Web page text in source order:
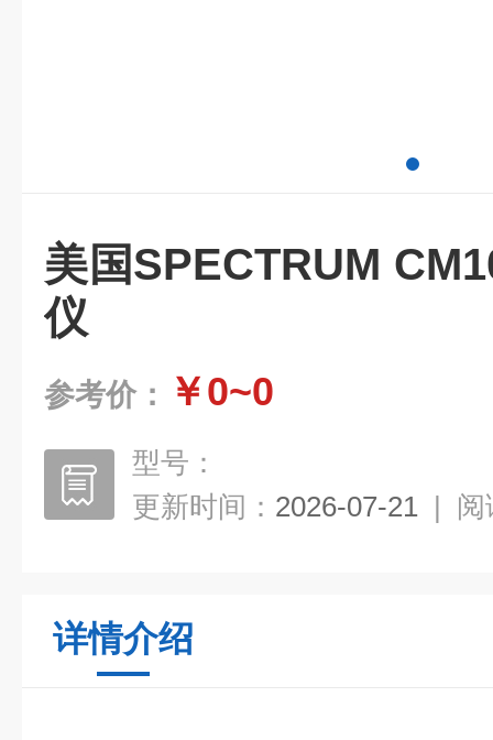
美国SPECTRUM
仪
参考价： ￥0~0
型号：
更新时间： 2026-07-21 | 阅
详情介绍